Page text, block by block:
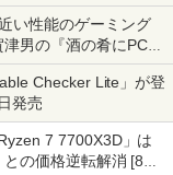
い性能のゲーミング
男の『酒の肴にPCゲ
Checker Lite」が登
発売
7 7700X3D」は
の価格逆転解消 [8月